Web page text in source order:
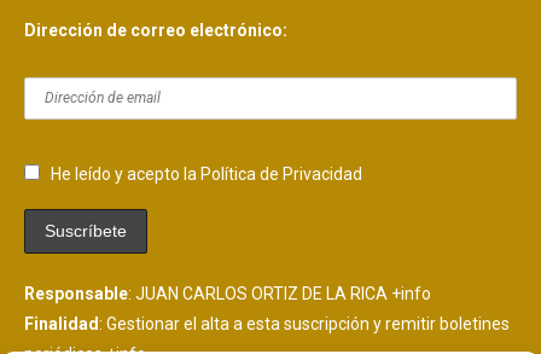
Dirección de correo electrónico:
He leído y acepto la Política de Privacidad
Responsable: JUAN CARLOS ORTIZ DE LA RICA +info
Finalidad: Gestionar el alta a esta suscripción y remitir boletines